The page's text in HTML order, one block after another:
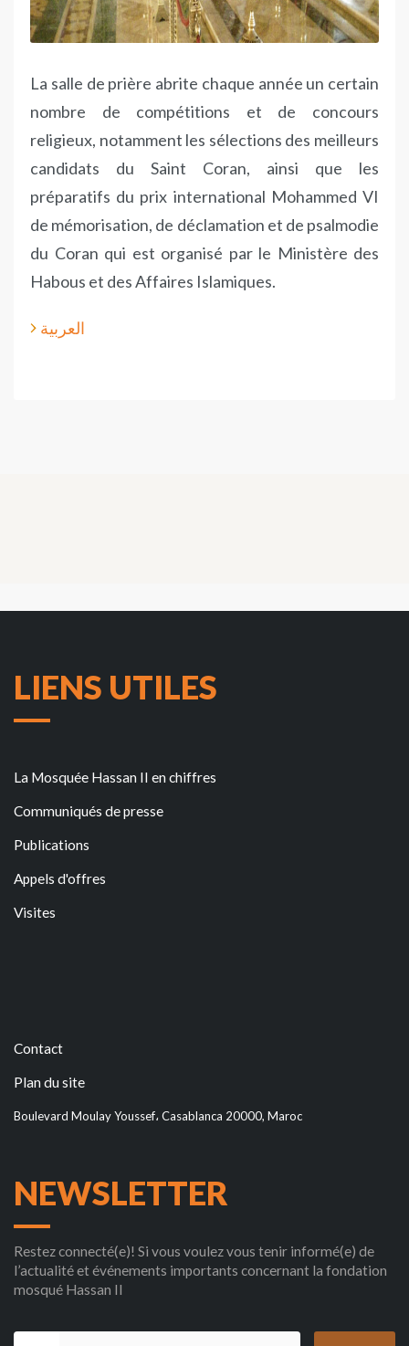
La salle de prière abrite chaque année un certain
nombre de compétitions et de concours
religieux, notamment les sélections des meilleurs
candidats du Saint Coran, ainsi que les
préparatifs du prix international Mohammed VI
de mémorisation, de déclamation et de psalmodie
du Coran qui est organisé par le Ministère des
Habous et des Affaires Islamiques.
العربية
LIENS UTILES
La Mosquée Hassan II en chiffres
Communiqués de presse
Publications
Appels d'offres
Visites
Contact
Plan du site
Boulevard Moulay Youssef، Casablanca 20000, Maroc
NEWSLETTER
Restez connecté(e)! Si vous voulez vous tenir informé(e) de
l’actualité et événements importants concernant la fondation
mosqué Hassan II